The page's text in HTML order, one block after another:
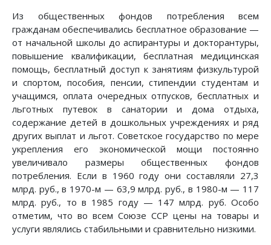
Из общественных фондов потребления всем
гражданам обеспечивались бесплатное образование —
от начальной школы до аспирантуры и докторантуры,
повышение квалификации, бесплатная медицинская
помощь, бесплатный доступ к занятиям физкультурой
и спортом, пособия, пенсии, стипендии студентам и
учащимся, оплата очередных отпусков, бесплатных и
льготных путевок в санатории и дома отдыха,
содержание детей в дошкольных учреждениях и ряд
других выплат и льгот. Советское государство по мере
укрепления его экономической мощи постоянно
увеличивало размеры общественных фондов
потребления. Если в 1960 году они составляли 27,3
млрд. руб., в 1970-м — 63,9 млрд. руб., в 1980-м — 117
млрд. руб., то в 1985 году — 147 млрд. руб. Особо
отметим, что во всем Союзе ССР цены на товары и
услуги являлись стабильными и сравнительно низкими.